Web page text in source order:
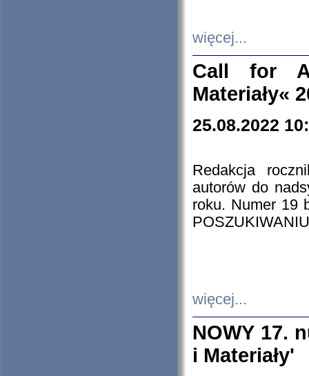
więcej...
Call for
Materiały«
25.08.2022
Redakcja
autorów do
roku. Numer 19
więcej...
NOWY 17.
i Materiały'